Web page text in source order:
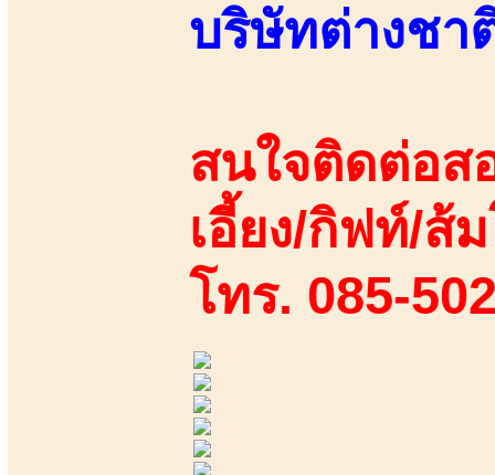
บริษัทต่างชา
สนใจติดต่อส
เอี้ยง/กิฟท์/ส้
โทร. 085-